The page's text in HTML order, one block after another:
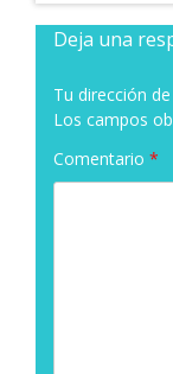
Deja una
Tu dirección
Los campos
Comentario *